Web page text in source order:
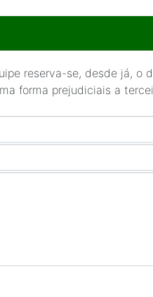
reserva-se, desde já, o
forma prejudiciais a